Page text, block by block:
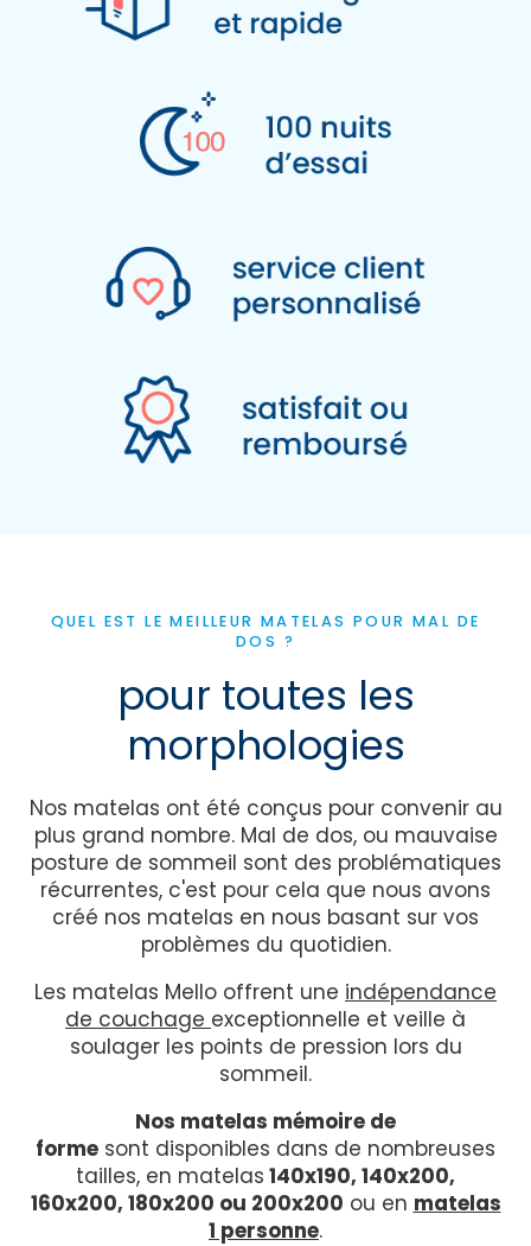
pour toutes les
morphologies
QUEL EST LE MEILLEUR MATELAS POUR MAL DE
DOS ?
Nos matelas ont été conçus pour convenir au
plus grand nombre. Mal de dos, ou mauvaise
posture de sommeil sont des problématiques
récurrentes, c'est pour cela que nous avons
créé nos matelas en nous basant sur vos
problèmes du quotidien.
Les matelas Mello offrent une indépendance
de couchage exceptionnelle et veille à
soulager les points de pression lors du
sommeil.
Nos matelas mémoire de
forme sont disponibles dans de nombreuses
tailles, en matelas 140x190, 140x200,
160x200, 180x200 ou 200x200 ou en matelas
1 personne.